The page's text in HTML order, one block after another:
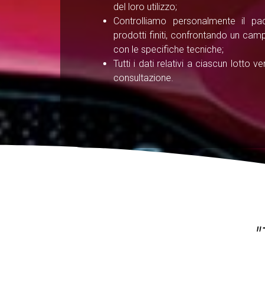
del loro utilizzo;
Controlliamo personalmente il
prodotti finiti, confrontando un
con le specifiche tecniche;
Tutti i dati relativi a ciascun lotto
consultazione.